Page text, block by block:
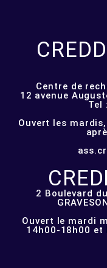
Centre de
12 avenue
Tel
Ouvert les
2 Boulevard
Ouvert le mardi
14h00-18h00 et